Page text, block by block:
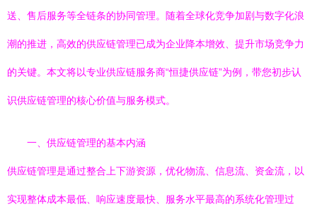
送、售后服务等全链条的协同管理。随着全球化竞争加剧与数字化浪
潮的推进，高效的供应链管理已成为企业降本增效、提升市场竞争力
的关键。本文将以专业供应链服务商“恒捷供应链”为例，带您初步认
识供应链管理的核心价值与服务模式。
一、供应链管理的基本内涵
供应链管理是通过整合上下游资源，优化物流、信息流、资金流，以
实现整体成本最低、响应速度最快、服务水平最高的系统化管理过